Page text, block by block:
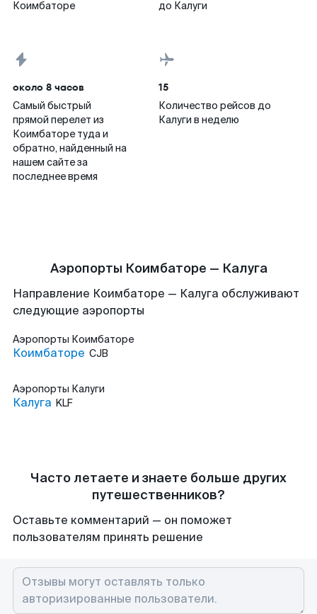
Коимбаторе
до Калуги
около 8 часов
Самый быстрый
прямой перелет из
Коимбаторе туда и
обратно, найденный на
нашем сайте за
последнее время
15
Количество рейсов до
Калуги в неделю
Аэропорты Коимбаторе — Калуга
Направление Коимбаторе — Калуга обслуживают
следующие аэропорты
Аэропорты Коимбаторе
Коимбаторе CJB
Аэропорты Калуги
Калуга KLF
Часто летаете и знаете больше других
путешественников?
Оставьте комментарий — он поможет
пользователям принять решение